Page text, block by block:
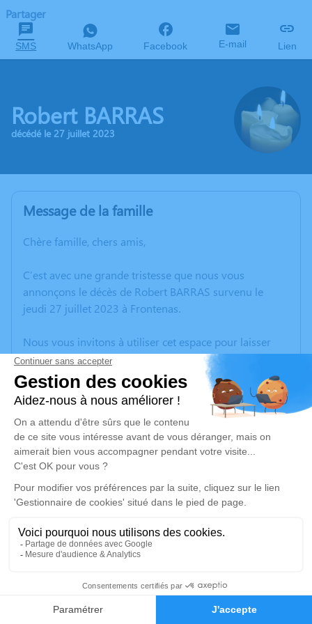
Faire-part Hommages
Partager
SMS WhatsApp Facebook E-mail Lien
Robert BARRAS
décédé le 27 juillet 2023
Message de la famille
Chère famille, chers amis,
C’est avec une grande tristesse que nous vous
annonçons le décès de Robert BARRAS survenu le
jeudi 27 juillet 2023 à Frontenas.
Nous vous invitons à utiliser cet espace pour laisser
vos condoléances, partager des photos souvenirs, une
anecdote ou exprimer vos pensées à travers des
poèmes ou des textes. Cet endroit est un lieu
d'expression dédié à honorer la mémoire de Robert
BARRAS.
Un service de plantation d’arbre hommage est
disponible ici
Cérémonie
CREMATORIUM DE GLEIZE 2740 rte de Montmelas
69400 Gleizé